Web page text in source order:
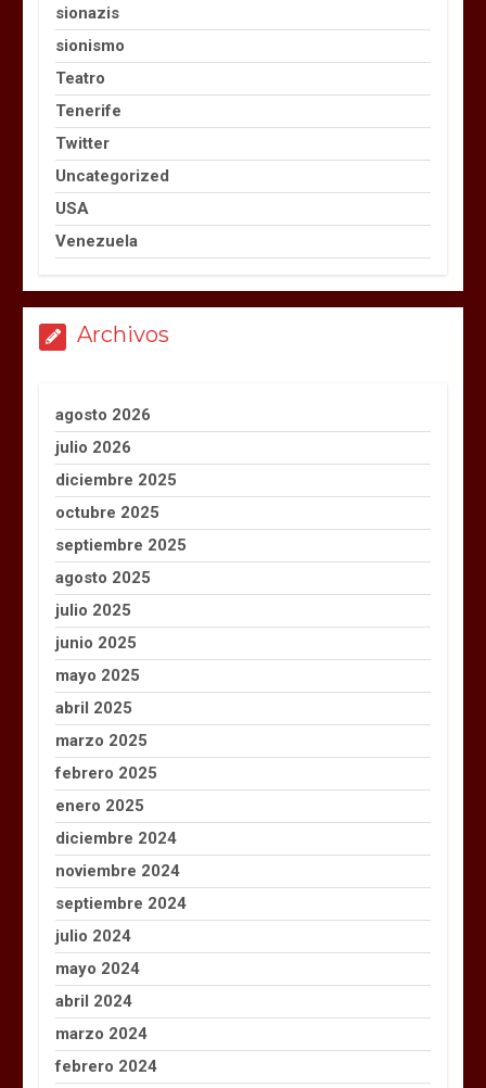
sionazis
sionismo
Teatro
Tenerife
Twitter
Uncategorized
USA
Venezuela
Archivos
agosto 2026
julio 2026
diciembre 2025
octubre 2025
septiembre 2025
agosto 2025
julio 2025
junio 2025
mayo 2025
abril 2025
marzo 2025
febrero 2025
enero 2025
diciembre 2024
noviembre 2024
septiembre 2024
julio 2024
mayo 2024
abril 2024
marzo 2024
febrero 2024